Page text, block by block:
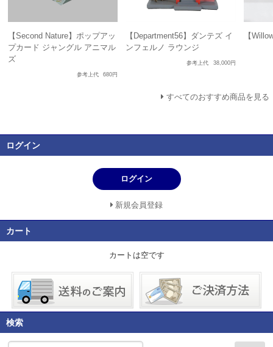
【Second Nature】ポップアッ
プカード ジャングル アニマル
ズ
参考上代 680円
【Department56】ダンテズ イ
ンフェルノ ラウンジ
参考上代 38,000円
【
すべてのおすすめ商品を見る
ログイン
ログイン
新規会員登録
カート
カートは空です
検索